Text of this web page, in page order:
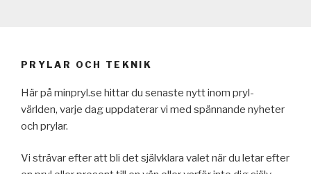
PRYLAR OCH TEKNIK
Här på minpryl.se hittar du senaste nytt inom pryl-
världen, varje dag uppdaterar vi med spännande nyheter
och prylar.
Vi strävar efter att bli det självklara valet när du letar efter